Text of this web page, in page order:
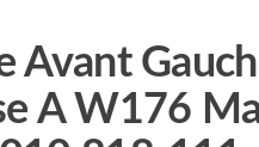
Avant
A W176